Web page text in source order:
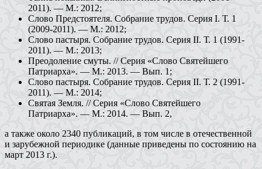
2011). — М.: 2012;
Слово Предстоятеля. Собрание трудов. Серия I. Т. 1
(2009-2011). — М.: 2012;
Слово пастыря. Собрание трудов. Серия II. Т. 1 (1991-
2011). — М.: 2013;
Преодоление смуты. // Серия «Слово Святейшего
Патриарха». — М.: 2013. — Вып. 1;
Слово пастыря. Собрание трудов. Серия II. Т. 2 (1991-
2011). — М.: 2014;
Святая Земля. // Серия «Слово Святейшего
Патриарха». — М.: 2014. — Вып. 2,
а также около 2340 публикаций, в том числе в отечественной
и зарубежной периодике (данные приведены по состоянию на
март 2013 г.).